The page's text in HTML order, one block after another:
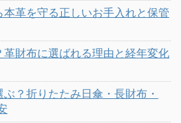
革を守る正しいお手入れと保管
財布に選ばれる理由と経年変化
？折りたたみ日傘・長財布・